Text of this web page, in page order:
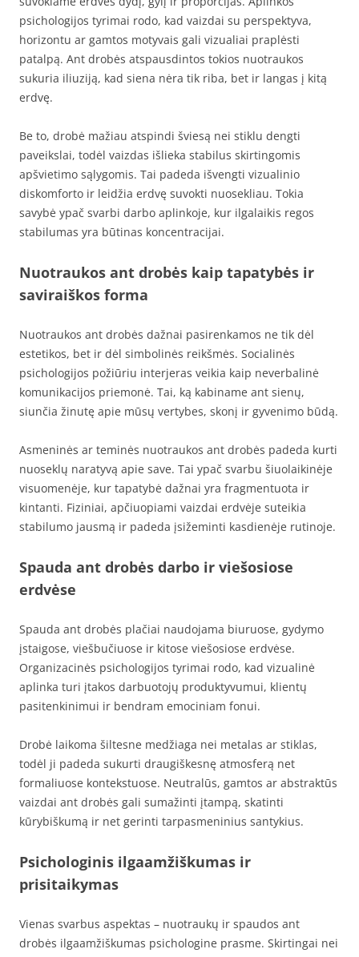
psichologijos tyrimai rodo, kad vaizdai su perspektyva,
horizontu ar gamtos motyvais gali vizualiai praplėsti
patalpą. Ant drobės atspausdintos tokios nuotraukos
sukuria iliuziją, kad siena nėra tik riba, bet ir langas į kitą
erdvę.
Be to, drobė mažiau atspindi šviesą nei stiklu dengti
paveikslai, todėl vaizdas išlieka stabilus skirtingomis
apšvietimo sąlygomis. Tai padeda išvengti vizualinio
diskomforto ir leidžia erdvę suvokti nuosekliau. Tokia
savybė ypač svarbi darbo aplinkoje, kur ilgalaikis regos
stabilumas yra būtinas koncentracijai.
Nuotraukos ant drobės kaip tapatybės ir
saviraiškos forma
Nuotraukos ant drobės dažnai pasirenkamos ne tik dėl
estetikos, bet ir dėl simbolinės reikšmės. Socialinės
psichologijos požiūriu interjeras veikia kaip neverbalinė
komunikacijos priemonė. Tai, ką kabiname ant sienų,
siunčia žinutę apie mūsų vertybes, skonį ir gyvenimo būdą.
Asmeninės ar teminės nuotraukos ant drobės padeda kurti
nuoseklų naratyvą apie save. Tai ypač svarbu šiuolaikinėje
visuomenėje, kur tapatybė dažnai yra fragmentuota ir
kintanti. Fiziniai, apčiuopiami vaizdai erdvėje suteikia
stabilumo jausmą ir padeda įsižeminti kasdienėje rutinoje.
Spauda ant drobės darbo ir viešosiose
erdvėse
Spauda ant drobės plačiai naudojama biuruose, gydymo
įstaigose, viešbučiuose ir kitose viešosiose erdvėse.
Organizacinės psichologijos tyrimai rodo, kad vizualinė
aplinka turi įtakos darbuotojų produktyvumui, klientų
pasitenkinimui ir bendram emociniam fonui.
Drobė laikoma šiltesne medžiaga nei metalas ar stiklas,
todėl ji padeda sukurti draugiškesnę atmosferą net
formaliuose kontekstuose. Neutralūs, gamtos ar abstraktūs
vaizdai ant drobės gali sumažinti įtampą, skatinti
kūrybiškumą ir net gerinti tarpasmeninius santykius.
Psichologinis ilgaamžiškumas ir
prisitaikymas
Vienas svarbus aspektas – nuotraukų ir spaudos ant
drobės ilgaamžiškumas psichologine prasme. Skirtingai nei